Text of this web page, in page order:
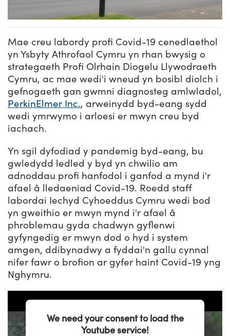
Mae creu labordy profi Covid-19 cenedlaethol
yn Ysbyty Athrofaol Cymru yn rhan bwysig o
strategaeth Profi Olrhain Diogelu Llywodraeth
Cymru, ac mae wedi'i wneud yn bosibl diolch i
gefnogaeth gan gwmni diagnosteg amlwladol,
PerkinElmer Inc., arweinydd byd-eang sydd
wedi ymrwymo i arloesi er mwyn creu byd
iachach.
Yn sgil dyfodiad y pandemig byd-eang, bu
gwledydd ledled y byd yn chwilio am
adnoddau profi hanfodol i ganfod a mynd i'r
afael â lledaeniad Covid-19. Roedd staff
labordai Iechyd Cyhoeddus Cymru wedi bod
yn gweithio er mwyn mynd i'r afael â
phroblemau gyda chadwyn gyflenwi
gyfyngedig er mwyn dod o hyd i system
amgen, ddibynadwy a fyddai'n gallu cynnal
nifer fawr o brofion ar gyfer haint Covid-19 yng
Nghymru.
We need your consent to load the
Youtube service!